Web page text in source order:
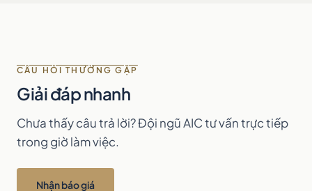
CÂU HỎI THƯỜNG GẶP
Giải đáp nhanh
Chưa thấy câu trả lời? Đội ngũ AIC tư vấn trực tiếp
trong giờ làm việc.
Nhận báo giá